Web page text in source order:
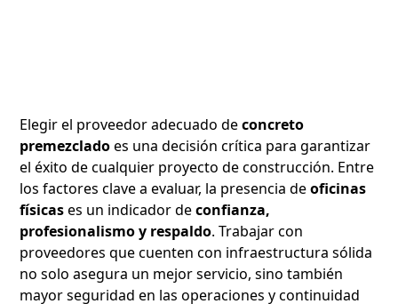
Elegir el proveedor adecuado deconcreto
premezcladoes una decisión crítica para garantizar
el éxito de cualquier proyecto de construcción. Entre
los factores clave a evaluar, la presencia deoficinas
físicases un indicador deconfianza,
profesionalismo y respaldo. Trabajar con
proveedores que cuenten con infraestructura sólida
no solo asegura un mejor servicio, sino también
mayor seguridad en las operaciones y continuidad